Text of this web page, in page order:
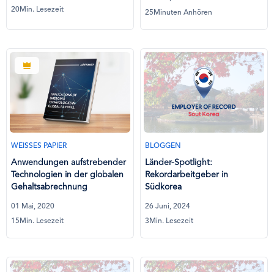
20Min. Lesezeit
25Minuten Anhören
WEISSES PAPIER
Anwendungen aufstrebender
Technologien in der globalen
Gehaltsabrechnung
01 Mai, 2020
15Min. Lesezeit
BLOGGEN
Länder-Spotlight:
Rekordarbeitgeber in
Südkorea
26 Juni, 2024
3Min. Lesezeit